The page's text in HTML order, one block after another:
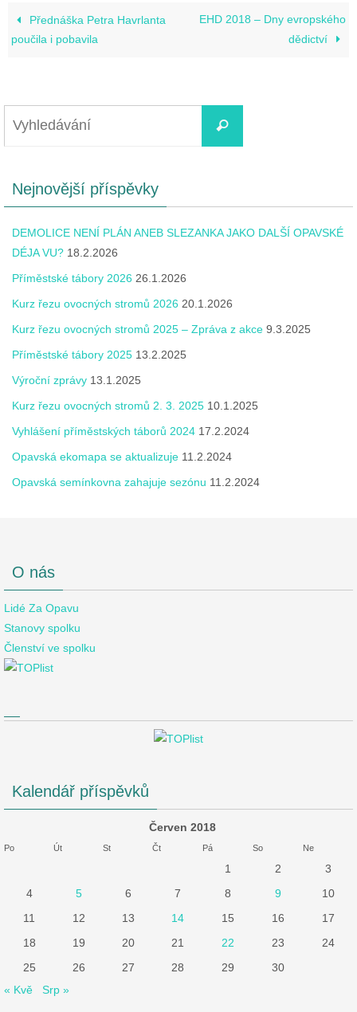
Přednáška Petra Havrlanta
poučila i pobavila
EHD 2018 – Dny evropského
dědictví
Nejnovější příspěvky
DEMOLICE NENÍ PLÁN ANEB SLEZANKA JAKO DALŠÍ OPAVSKÉ
DÉJA VU? 18.2.2026
Příměstské tábory 2026 26.1.2026
Kurz řezu ovocných stromů 2026 20.1.2026
Kurz řezu ovocných stromů 2025 – Zpráva z akce 9.3.2025
Příměstské tábory 2025 13.2.2025
Výroční zprávy 13.1.2025
Kurz řezu ovocných stromů 2. 3. 2025 10.1.2025
Vyhlášení příměstských táborů 2024 17.2.2024
Opavská ekomapa se aktualizuje 11.2.2024
Opavská semínkovna zahajuje sezónu 11.2.2024
O nás
Lidé Za Opavu
Stanovy spolku
Členství ve spolku
Kalendář příspěvků
Červen 2018
Po Út St Čt Pá So Ne
1 2
3
4
5 6 7 8 9
10
11
12 13 14 15 16
17
18
19 20 21 22 23
24
25
26 27 28 29
30
« Kvě
Srp »